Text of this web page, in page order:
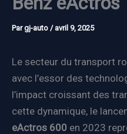
Pargj-auto / avril 9, 2025
Le secteur du transport
avec l’essor des
l’impact croissant des
cette dynamique, le
eActros 600 en 2023